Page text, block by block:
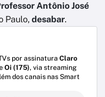
Antônio José
Paulo, desabar.
por assinatura Claro
Oi (175), via streaming
dos canais nas Smart